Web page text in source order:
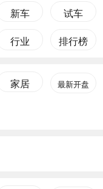
新车 试车
行业 排行榜
家居 最新开盘